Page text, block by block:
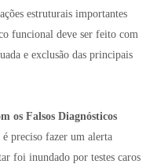
estruturais importantes
funcional deve ser feito com
e exclusão das principais
os Falsos Diagnósticos
preciso fazer um alerta
foi inundado por testes caros